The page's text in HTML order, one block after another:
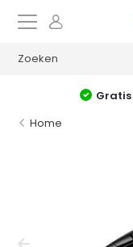
Gratis
Home